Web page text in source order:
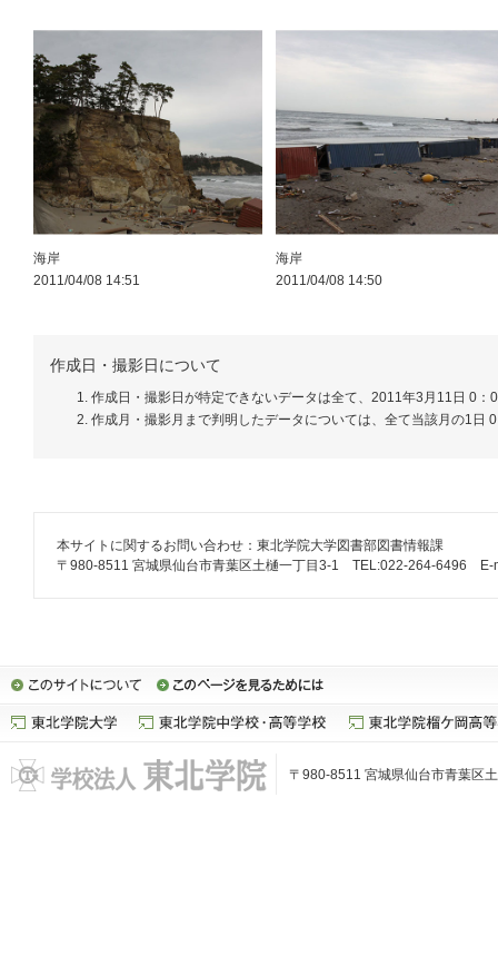
海岸
2011/04/08 14:51
海岸
2011/04/08 14:50
作成日・撮影日について
作成日・撮影日が特定できないデータは全て、2011年3月11日 0：
作成月・撮影月まで判明したデータについては、全て当該月の1日
本サイトに関するお問い合わせ：東北学院大学図書部図書情報課
〒980-8511 宮城県仙台市青葉区土樋一丁目3-1 TEL:022-264-6496 E-
〒980-8511 宮城県仙台市青葉区